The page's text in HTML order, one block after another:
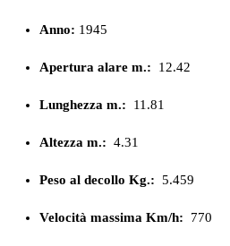
Anno: 1945
Apertura alare m.: 12.42
Lunghezza m.: 11.81
Altezza m.: 4.31
Peso al decollo Kg.: 5.459
Velocità massima Km/h: 770